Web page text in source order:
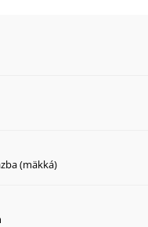
(mäkká)